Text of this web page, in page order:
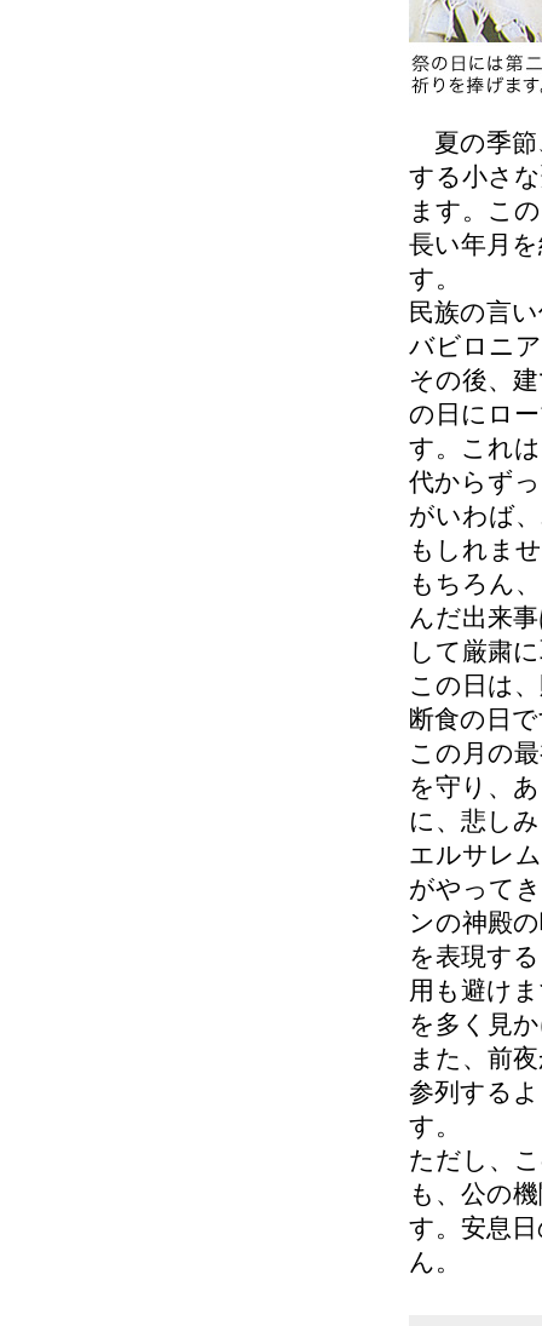
夏の季節
する小さ
ます。こ
長い年月
す。
民族の言
バビロニ
その後、
の日にロ
す。これ
代からず
がいわば
もしれま
もちろん
んだ出来
して厳粛
この日は
断食の日
この月の
を守り、
に、悲し
エルサレ
がやって
ンの神殿
を表現す
用も避け
を多く見
また、前
参列する
す。
ただし、
も、公の
す。安息
ん。